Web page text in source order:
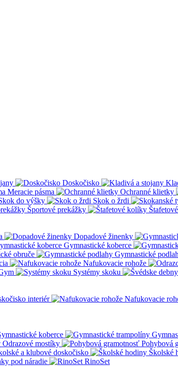
Doskočisko
Meracie pásma Ochranné klietky
do výšky Skok o žrdi
Športové prekážky
Dopadové žinenky
Gymnastické koberce
obruče Gymnastické
Nafukovacie rohože
Systémy skoku
interiér Nafukovacie
koberce
Odrazové mostíky Pohybová
a klubové doskočisko Školské
pod náradie
RinoSet